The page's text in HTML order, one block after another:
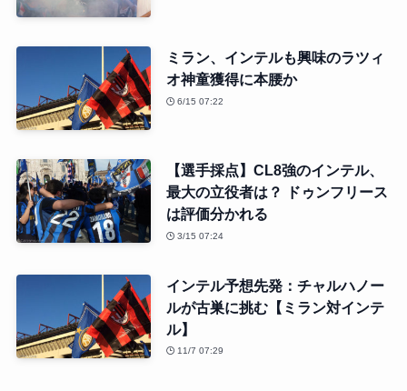
ミラン、インテルも興味のラツィ
オ神童獲得に本腰か
6/15 07:22
【選手採点】CL8強のインテル、
最大の立役者は？ ドゥンフリース
は評価分かれる
3/15 07:24
インテル予想先発：チャルハノー
ルが古巣に挑む【ミラン対インテ
ル】
11/7 07:29